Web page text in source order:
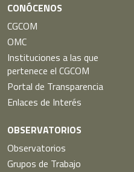
CONÓCENOS
CGCOM
OMC
Instituciones a las que
pertenece el CGCOM
Portal de Transparencia
Enlaces de Interés
OBSERVATORIOS
Observatorios
Grupos de Trabajo